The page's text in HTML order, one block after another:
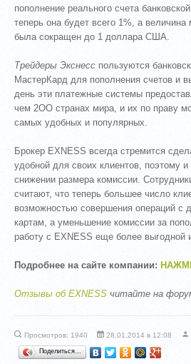
пополнение реального счета
теперь она будет всего 1%, а величина
была сокращен до 1 доллара США.
Трейдеры Экснесс пользуются
МастерКард для пополнения счетов и
день эти платежные системы
чем 2ОО странах мира, и их по праву
самых удобных и популярных.
Брокер EXNESS всегда стремится
удобной для своих клиентов, поэтому
снижении размера комиссии.
считают, что теперь большее число
возможностью совершения операций с
картам, а уменьшение комиссии за
работу с EXNESS еще более выгодной
Подробнее на сайте компании:
Отзывы об EXNESS читайте на
Просмотров: 1940 28.01.2014 в 12:08
Поделиться…